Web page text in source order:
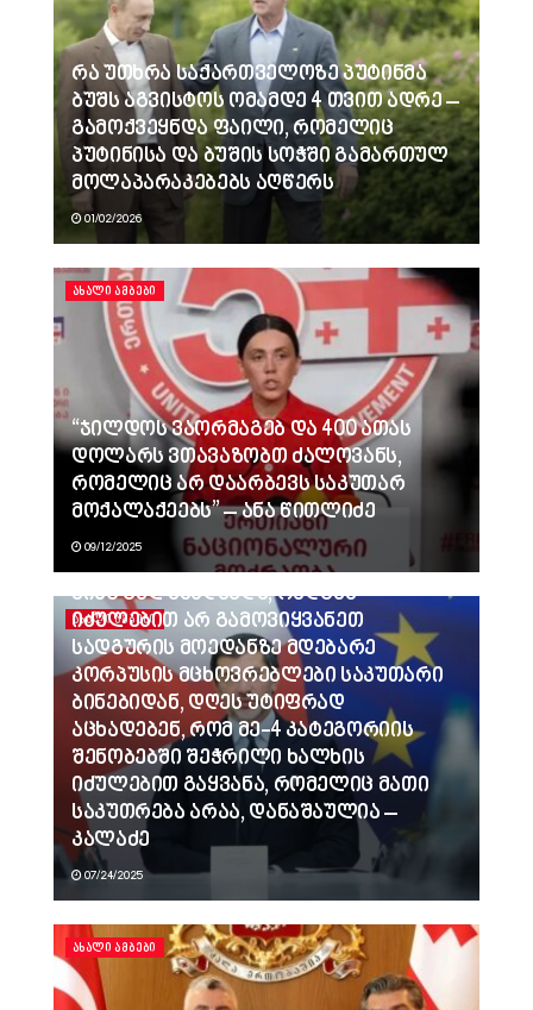
რა უთხრა საქართველოზე პუტინმა
ბუშს აგვისტოს ომამდე 4 თვით ადრე –
გამოქვეყნდა ფაილი, რომელიც
პუტინისა და ბუშის სოჭში გამართულ
მოლაპარაკებებს აღწერს
01/02/2026
ᲐᲮᲐᲚᲘ ᲐᲛᲑᲔᲑᲘ
“ჯილდოს ვაორმაგებ და 400 ათას
დოლარს ვთავაზობთ ძალოვანს,
რომელიც არ დაარბევს საკუთარ
მოქალაქეებს” – ანა წითლიძე
09/12/2025
ᲐᲮᲐᲚᲘ ᲐᲛᲑᲔᲑᲘ
ვინც გვლანძღავდა, რადგან
იძულებით არ გამოვიყვანეთ
სადგურის მოედანზე მდებარე
კორპუსის მცხოვრებლები საკუთარი
ბინებიდან, დღეს უტიფრად
აცხადებენ, რომ მე-4 კატეგორიის
შენობებში შეჭრილი ხალხის
იძულებით გაყვანა, რომელიც მათი
საკუთრება არაა, დანაშაულია –
კალაძე
07/24/2025
ᲐᲮᲐᲚᲘ ᲐᲛᲑᲔᲑᲘ